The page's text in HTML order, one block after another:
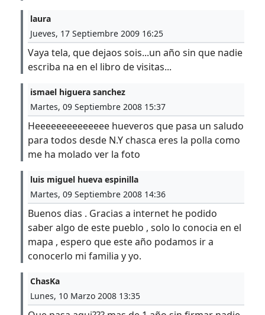
laura
Jueves, 17 Septiembre 2009 16:25
Vaya tela, que dejaos sois...un año sin que nadie
escriba na en el libro de visitas...
ismael higuera sanchez
Martes, 09 Septiembre 2008 15:37
Heeeeeeeeeeeeee hueveros que pasa un saludo
para todos desde N.Y chasca eres la polla como
me ha molado ver la foto
luis miguel hueva espinilla
Martes, 09 Septiembre 2008 14:36
Buenos dias . Gracias a internet he podido
saber algo de este pueblo , solo lo conocia en el
mapa , espero que este año podamos ir a
conocerlo mi familia y yo.
ChasKa
Lunes, 10 Marzo 2008 13:35